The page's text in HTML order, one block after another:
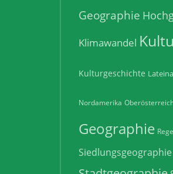
Geographie
Klimawandel
Kulturgeschichte
Nordamerika
Geographie
Siedlungsgeographie